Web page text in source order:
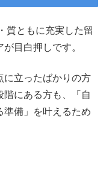
質ともに充実した留
目白押しです。
に立ったばかりの方
階にある方も、「自
準備」を叶えるため